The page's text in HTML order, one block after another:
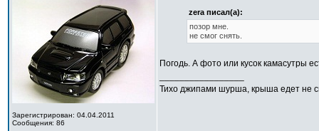
Зарегистрирован: 04.04.2011
Сообщения: 86
zera писал(а):
позор мне.
не смог снять.
Погодь. А фото или кусок камасутры
Тихо джипами шурша, крыша едет не